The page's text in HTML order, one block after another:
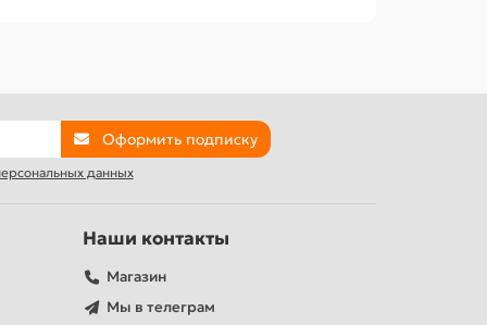
Оформить подписку
данных
Наши контакты
Магазин
Мы в телеграм